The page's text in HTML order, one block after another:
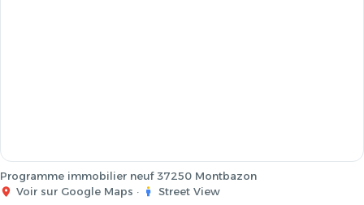
Programme immobilier neuf 37250 Montbazon
Voir sur Google Maps · Street View